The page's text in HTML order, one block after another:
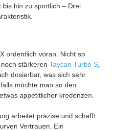
hin zu sportlich – Drei
ordentlich voran. Nicht so
stärkeren Taycan Turbo S
dosierbar, was sich sehr
möchte man so den
appetitlicher kredenzen.
arbeitet präzise und schafft
Vertrauen. Ein